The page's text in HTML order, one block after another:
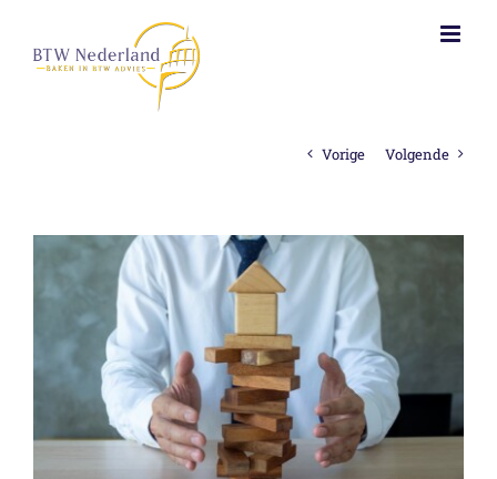
inhoud
Vorige Volgende